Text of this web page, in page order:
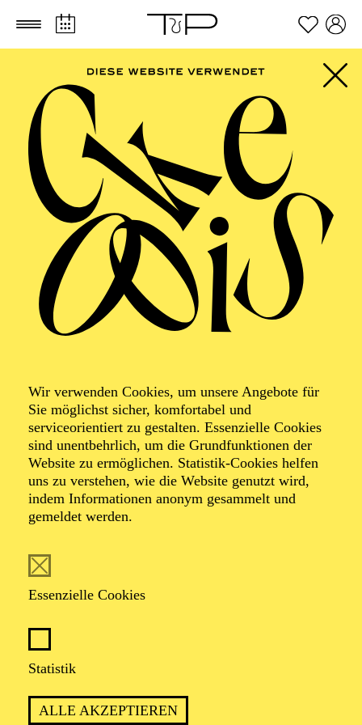
Zum Hauptinhalt springen Zum Footer springen
Wir verwenden Cookies, um unsere Angebote für
Sie möglichst sicher, komfortabel und
serviceorientiert zu gestalten. Essenzielle Cookies
sind unentbehrlich, um die Grundfunktionen der
Website zu ermöglichen. Statistik-Cookies helfen
uns zu verstehen, wie die Website genutzt wird,
indem Informationen anonym gesammelt und
gemeldet werden.
Essenzielle Cookies
Statistik
ALLE AKZEPTIEREN
Foto: Johan Sandberg
Yuki Kishimoto
Tänzerin (Solo mit Gruppe)
Tanzausbildung an der Académie de Danse Princesse
Osaka. Darüber hinaus besuchte sie Sommerkurse an
Academy und beim American Ballet Theatre in
Californien und New York. Erste Bühnenerfahrung